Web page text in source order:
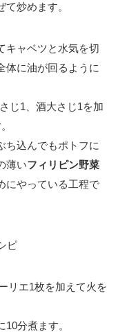
炒めます。
キャベツと水気を切
体に油が回るように
じ1、酒大さじ1を加
ち込んでもポトフに
薄いフィリピン野菜
にやっている工程で
リエ1枚を加えて火を
分煮ます。